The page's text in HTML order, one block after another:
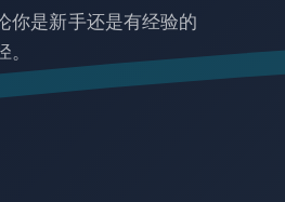
你是新手还是有经验的